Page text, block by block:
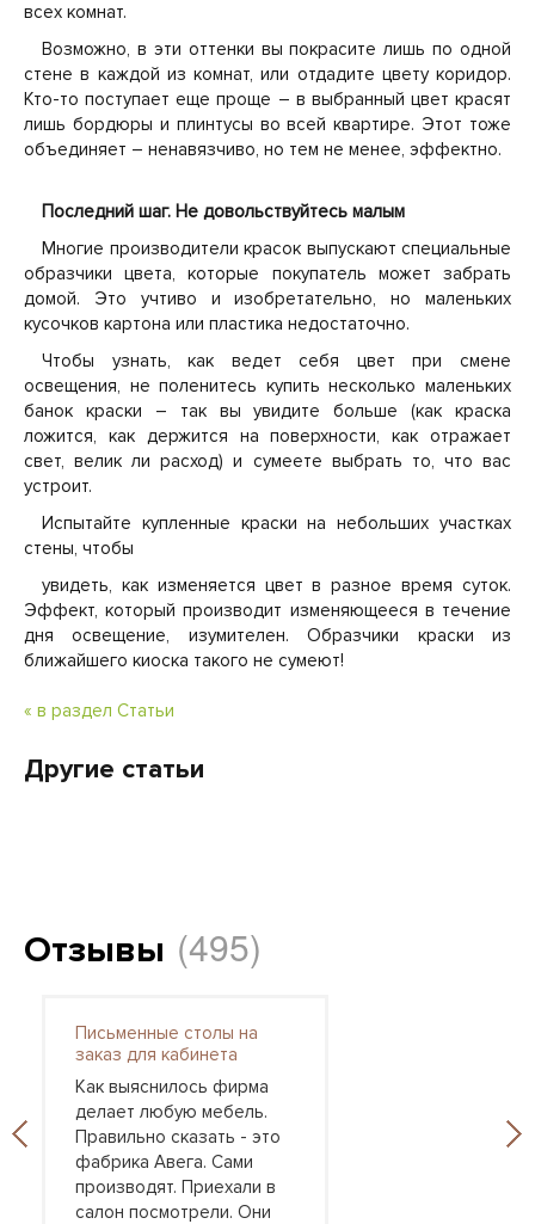
всех комнат.
Возможно, в эти оттенки вы покрасите лишь по одной
стене в каждой из комнат, или отдадите цвету коридор.
Кто-то поступает еще проще – в выбранный цвет красят
лишь бордюры и плинтусы во всей квартире. Этот тоже
объединяет – ненавязчиво, но тем не менее, эффектно.
Последний шаг. Не довольствуйтесь малым
Многие производители красок выпускают специальные
образчики цвета, которые покупатель может забрать
домой. Это учтиво и изобретательно, но маленьких
кусочков картона или пластика недостаточно.
Чтобы узнать, как ведет себя цвет при смене
освещения, не поленитесь купить несколько маленьких
банок краски – так вы увидите больше (как краска
ложится, как держится на поверхности, как отражает
свет, велик ли расход) и сумеете выбрать то, что вас
устроит.
Испытайте купленные краски на небольших участках
стены, чтобы
увидеть, как изменяется цвет в разное время суток.
Эффект, который производит изменяющееся в течение
дня освещение, изумителен. Образчики краски из
ближайшего киоска такого не сумеют!
« в раздел Статьи
Другие статьи
Отзывы (495)
Письменные столы на
заказ для кабинета
Как выяснилось фирма
делает любую мебель.
Правильно сказать - это
фабрика Авега. Сами
производят. Приехали в
салон посмотрели. Они